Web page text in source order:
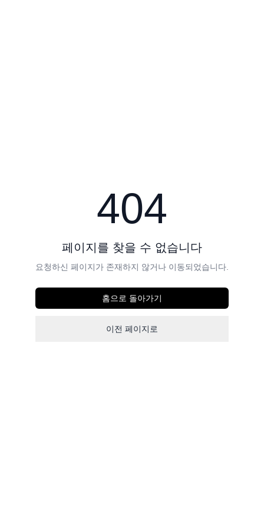
404
페이지를 찾을 수 없습니다
요청하신 페이지가 존재하지 않거나 이동되었습니다.
홈으로 돌아가기
이전 페이지로